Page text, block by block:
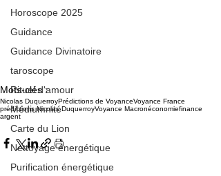
Horoscope 2025
Guidance
Guidance Divinatoire
taroscope
Rituel d'amour
Médiumnité
Carte du Lion
Nettoyage énergétique
Purification énergétique
Mots-clés :
Nicolas DuquerroyPrédictions de VoyanceVoyance France
prédictions Nicolas DuquerroyVoyance Macronéconomiefinance
argent